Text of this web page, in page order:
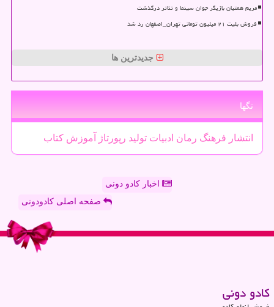
مریم همتیان بازیگر جوان سینما و تئاتر درگذشت
فروش بلیت ۲۱ میلیون تومانی تهران_اصفهان رد شد
جدیدترین ها
تگها
انتشار فرهنگ رمان ادبیات تولید رپورتاژ آموزش كتاب
اخبار کادو دونی
صفحه اصلی کادودونی
كادو دونی